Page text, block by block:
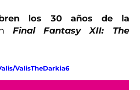
los 30 años de la
Final Fantasy XII: The
ValisTheDarkia6